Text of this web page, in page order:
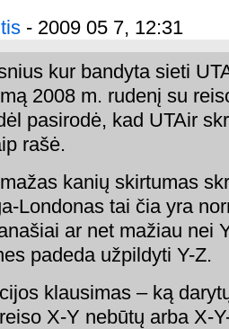
- 2009 05 7, 12:31
kur bandyta sieti
2008 m. rudenį su
pasirodė, kad UTAir
rašė.
kanių skirtumas
Londonas tai čia yra
ar net mažiau nei
padeda užpildyti Y-Z.
klausimas – ką
X-Y nebūtų arba X-